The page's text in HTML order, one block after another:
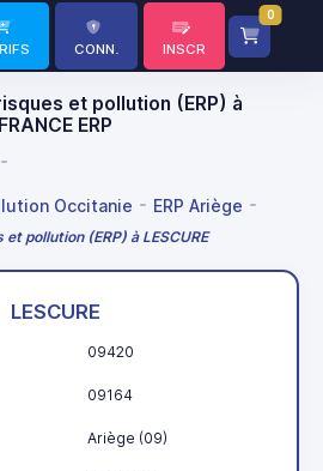
CONN. INSCR
0
et pollution (ERP) à
ERP
Occitanie ERP Ariège
pollution (ERP) à LESCURE
LESCURE
09420
09164
Ariège (09)